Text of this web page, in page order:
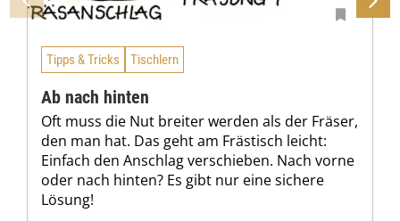
Tipps & Tricks Tischlern
Ab nach hinten
Oft muss die Nut breiter werden als der Fräser,
den man hat. Das geht am Frästisch leicht:
Einfach den Anschlag verschieben. Nach vorne
oder nach hinten? Es gibt nur eine sichere
Lösung!